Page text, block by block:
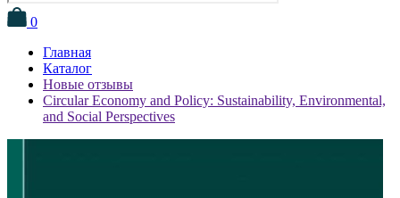
0
Главная
Каталог
Новые отзывы
Circular Economy and Policy: Sustainability, Environmental,
and Social Perspectives